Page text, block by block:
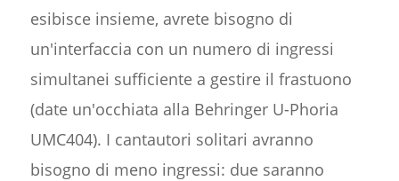
esibisce insieme, avrete bisogno di
un'interfaccia con un numero di ingressi
simultanei sufficiente a gestire il frastuono
(date un'occhiata alla Behringer U-Phoria
UMC404). I cantautori solitari avranno
bisogno di meno ingressi: due saranno